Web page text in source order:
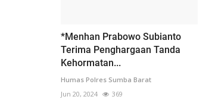
*Menhan Prabowo Subianto
Terima Penghargaan Tanda
Kehormatan...
Humas Polres Sumba Barat
Jun 20, 2024
369